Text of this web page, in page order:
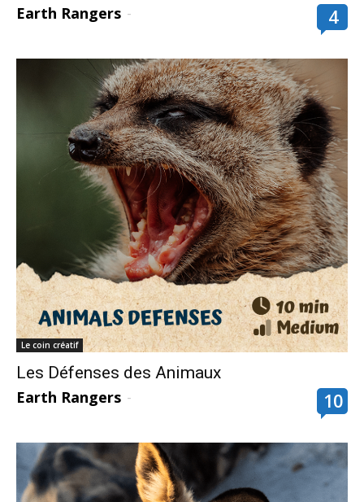
Earth Rangers - 4
Le coin créatif
Les Défenses des Animaux
Earth Rangers - 10